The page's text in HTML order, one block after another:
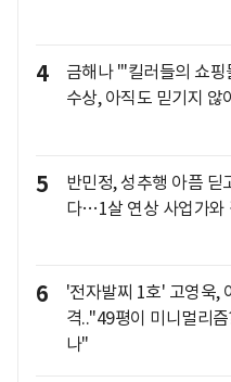
4
금해나 "'킬러들의 쇼
수상, 아직도 믿기지 않
5
반민정, 성추행 아픔 딛
다…1살 연상 사업가와
6
'전자발찌 1호' 고영욱,
격.."49평이 미니멀리
나"